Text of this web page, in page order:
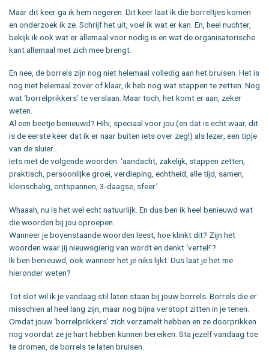
Maar dit keer ga ik hem negeren. Dit keer laat ik die borreltjes komen
en onderzoek ik ze. Schrijf het uit, voel ik wat er kan. En, heel nuchter,
bekijk ik ook wat er allemaal voor nodig is en wat de organisatorische
kant allemaal met zich mee brengt.
En nee, de borrels zijn nog niet helemaal volledig aan het bruisen. Het is
nog niet helemaal zover of klaar, ik heb nog wat stappen te zetten. Nog
wat ‘borrelprikkers’ te verslaan. Maar toch, het komt er aan, zeker
weten.
Al een beetje benieuwd? Hihi, speciaal voor jou (en dat is echt waar, dit
is de eerste keer dat ik er naar buiten iets over zeg!) als lezer, een tipje
van de sluier…
Iets met de volgende woorden: ‘aandacht, zakelijk, stappen zetten,
praktisch, persoonlijke groei, verdieping, echtheid, alle tijd, samen,
kleinschalig, ontspannen, 3-daagse, sfeer.’
Whaaah, nu is het wel echt natuurlijk. En dus ben ik heel benieuwd wat
die woorden bij jou oproepen.
Wanneer je bovenstaande woorden leest, hoe klinkt dit? Zijn het
woorden waar jij nieuwsgierig van wordt en denkt ‘vertel!’?
Ik ben benieuwd, ook wanneer het je niks lijkt. Dus laat je het me
hieronder weten?
Tot slot wil ik je vandaag stil laten staan bij jouw borrels. Borrels die er
misschien al heel lang zijn, maar nog bijna verstopt zitten in je tenen.
Omdat jouw ‘borrelprikkers’ zich verzamelt hebben en ze doorprikken
nog voordat ze je hart hebben kunnen bereiken. Sta jezelf vandaag toe
te dromen, de borrels te laten bruisen.